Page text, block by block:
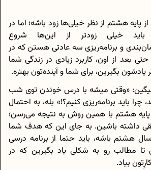
پایه هشتم از نظر خیلی‌‌ها زود باشه؛ اما در
خیلی زودتر از این‌ها شروع
و برنامه‌ریزی سه عادتی هستن که در
بعد از اون، کاربرد زیادی در زندگی شما
بگیرین، برای شما و آینده‌تون بهتره.
«وقتی میشه با درس خوندن توی شب
چرا باید برنامه‌ریزی کنیم؟!» بله، به احتمال
پایه هشتم با همین روش به نتیجه می‌رسن؛
داشته باشین. به جای این که هدف شما
هشتم باشه، باید حتما از برنامه درسی
مطالب رو به شکلی یاد بگیرین که در
بیاد.